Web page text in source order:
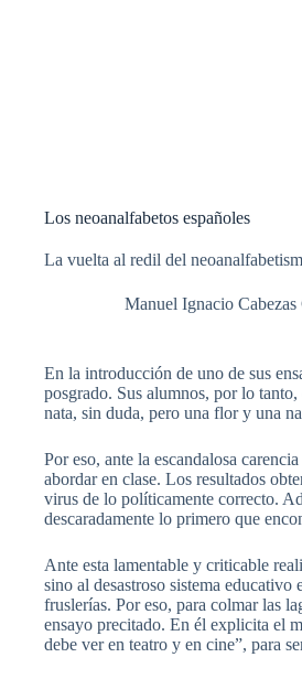
Los neoanalfabetos españoles
La vuelta al redil del
Manuel Ignacio Cabezas
En la introducción de uno de sus
posgrado. Sus alumnos, por lo
nata, sin duda, pero una flor y una
Por eso, ante la escandalosa
abordar en clase. Los resultados
virus de lo políticamente correcto.
descaradamente lo primero que
Ante esta lamentable y criticable
sino al desastroso sistema
fruslerías. Por eso, para colmar las
ensayo precitado. En él explicita el
debe ver en teatro y en cine”, para